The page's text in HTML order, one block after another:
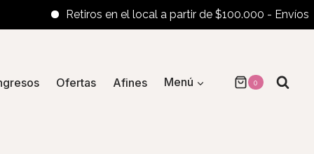
Retiros en el local a partir de $100.000 - Envíos al
Ofertas Afines Menú 0